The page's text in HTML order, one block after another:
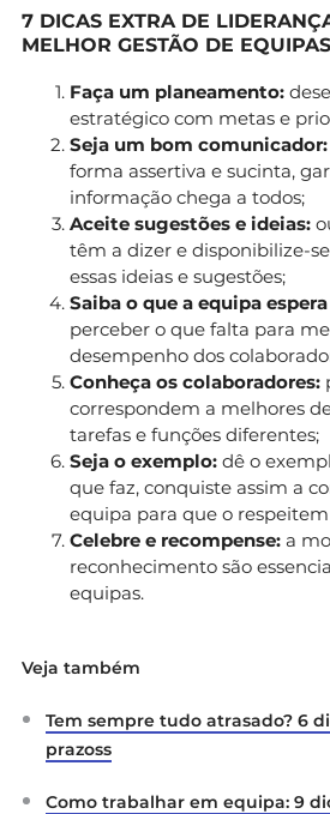
7 DICAS EXTRA DE
MELHOR GESTÃO DE EQUIPAS
Faça um planeamento:
estratégico com metas e
Seja um bom comunicador:
forma assertiva e sucinta,
informação chega a todos;
Aceite sugestões e ideias:
têm a dizer e disponibilize-
essas ideias e sugestões;
Saiba o que a equipa
perceber o que falta para
desempenho dos
Conheça os colaboradores:
correspondem a melhores
tarefas e funções diferentes;
Seja o exemplo: dê o
que faz, conquiste assim a
equipa para que o
Celebre e recompense: a
reconhecimento são
equipas.
Veja também
Tem sempre tudo atrasado? 6
prazoss
Como trabalhar em equipa: 9